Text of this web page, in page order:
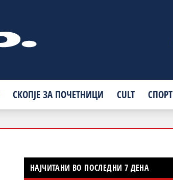
СКОПЈЕ ЗА ПОЧЕТНИЦИ CULT СПОРТ
НАЈЧИТАНИ ВО ПОСЛЕДНИ 7 ДЕНА